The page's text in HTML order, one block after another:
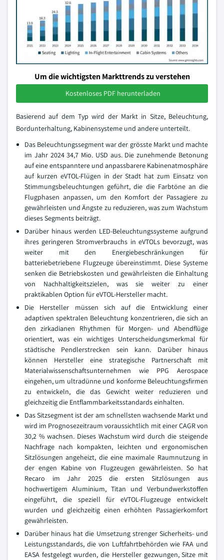
Um die wichtigsten Markttrends zu verstehen
Kostenloses PDF herunterladen
Basierend auf dem Typ wird der Markt in Sitze, Beleuchtung,
Bordunterhaltung, Kabinensysteme und andere unterteilt.
Das Beleuchtungssegment war der grösste Markt und machte
im Jahr 2024 34,7 Mio. USD aus. Die zunehmende Betonung
auf eine entspanntere und anpassbarere Kabinenatmosphäre
auf kurzen eVTOL-Flügen in der Stadt hat zum Einsatz von
Stimmungsbeleuchtungen geführt, die die Farbtöne an die
Flugphasen anpassen, um den Komfort der Passagiere zu
gewährleisten und Ängste zu reduzieren, was zum Wachstum
dieses Segments beiträgt.
Darüber hinaus werden LED-Beleuchtungssysteme aufgrund
ihres geringeren Stromverbrauchs in eVTOLs bevorzugt, was
weiter mit den Energiebeschränkungen für
batteriebetriebene Flugzeuge übereinstimmt. Diese Systeme
senken die Betriebskosten und gewährleisten die Einhaltung
von Nachhaltigkeitszielen, was sie weiter zu einer
praktikablen Option für eVTOL-Hersteller macht.
Die Hersteller müssen sich auf die Entwicklung einer
adaptiven spektralen Beleuchtung konzentrieren, die sich an
den zirkadianen Rhythmen für Morgen- und Abendflüge
orientiert, was ein wichtiges Unterscheidungsmerkmal für
städtische Pendlerstrecken sein kann. Darüber hinaus
können Hersteller eine strategische Partnerschaft mit
Materialwissenschaftsunternehmen wie PPG Aerospace
eingehen, um ultradünne und konforme Beleuchtungsfirmen
zu entwickeln, die das Gewicht weiter reduzieren und
gleichzeitig die Entflammbarkeitsstandards einhalten.
Das Sitzsegment ist der am schnellsten wachsende Markt und
wird im Prognosezeitraum voraussichtlich mit einer CAGR von
30,2 % wachsen. Dieses Wachstum wird durch die steigende
Nachfrage nach kompakten, leichten und ergonomischen
Sitzlösungen angeheizt, die eine maximale Raumnutzung in
der engen Kabine von Flugzeugen gewährleisten. So hat
Recaro im Jahr 2025 die ersten Sitzlösungen aus
hochwertigem Aluminium, Titan und Verbundwerkstoffen
eingeführt, die speziell für eVTOL-Flugzeuge entwickelt
wurden und gleichzeitig einen erhöhten Passagierkomfort
gewährleisten.
Darüber hinaus hat die Umsetzung strenger Sicherheits- und
Leistungsstandards, die von Luftfahrtbehörden wie FAA und
EASA festgelegt wurden, die Hersteller gezwungen, Sitze mit